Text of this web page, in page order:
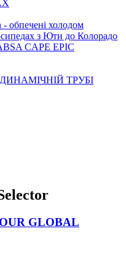
обпечені холодом
з Юти до Колорадо
CAPE EPIC
ТРУБІ
OUR GLOBAL